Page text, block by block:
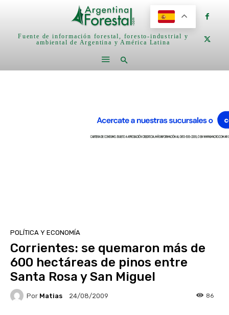
Fuente de información forestal, foresto-industrial y
ambiental de Argentina y América Latina
POLÍTICA Y ECONOMÍA
Corrientes: se quemaron más de
600 hectáreas de pinos entre
Santa Rosa y San Miguel
Por Matias 24/08/2009 86